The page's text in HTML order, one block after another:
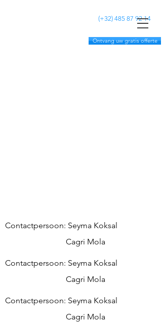
(+32) 485 87 92 14
Ontvang uw gratis offerte
Contactpersoon: Seyma Koksal
Cagri Mola
Contactpersoon: Seyma Koksal
Cagri Mola
Contactpersoon: Seyma Koksal
Cagri Mola